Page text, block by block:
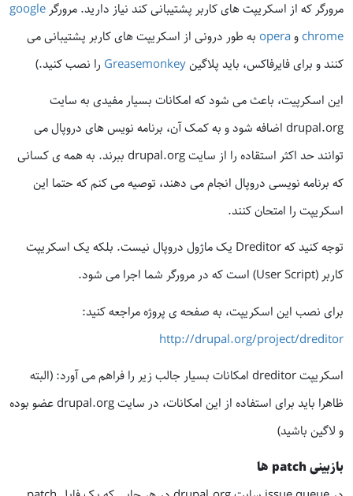
مرورگر که از اسکریپت های کاربر پشتیبانی کند نیاز دارید. مرورگرgoogle
chromeوopera به طور درونی از اسکریپت های کاربر پشتیبانی می
کنند و برای فایرفاکس، باید پلاگینGreasemonkey را نصب کنید.)
این اسکرپیت، باعث می شود که امکانات بسیار مفیدی به سایت
drupal.org اضافه شود و به کمک آن، برنامه نویس های دروپال می
توانند حد اکثر استقاده را از سایت drupal.org ببرند. به همه ی کسانی
که برنامه نویسی دروپال انجام می دهند، توصیه می کنم که حتما این
اسکریپت را امتحان کنند.
توجه کنید که Dreditor یک ماژول دروپال نیست. بلکه یک اسکریپت
کاربر (User Script) است که در مرورگر شما اجرا می شود.
برای نصب این اسکریپت، به صفحه ی پروژه مراجعه کنید:
http://drupal.org/project/dreditor
اسکریپت dreditor امکانات بسیار جالب زیر را فراهم می آورد: (البته
ظاهرا باید برای استفاده از این امکانات، در سایت drupal.org عضو بوده
و لاگین باشید)
بازبینی patch ها